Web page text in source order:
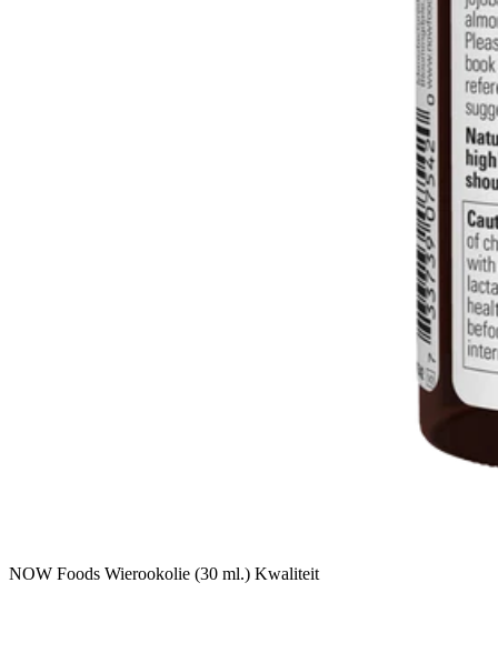
NOW Foods Wierookolie (30 ml.) Kwaliteit